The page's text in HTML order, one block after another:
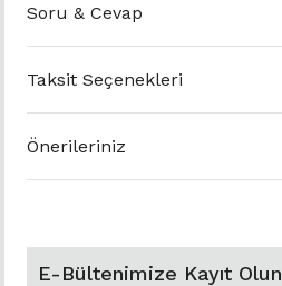
Soru & Cevap
Taksit Seçenekleri
Önerileriniz
E-Bültenimize Kayıt Olun